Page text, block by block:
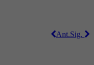
Sig.
Ant.